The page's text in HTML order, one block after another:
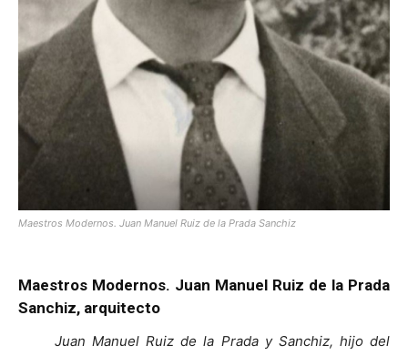
Maestros Modernos. Juan Manuel Ruiz de la Prada Sanchiz
Maestros Modernos. Juan Manuel Ruiz de la Prada
Sanchiz, arquitecto
Juan Manuel Ruiz de la Prada y Sanchiz, hijo del